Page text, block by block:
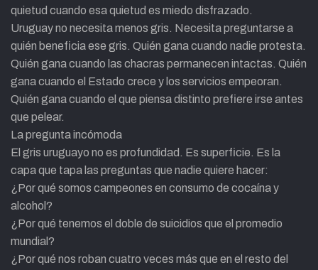
quietud cuando esa quietud es miedo disfrazado.
Uruguay no necesita menos gris. Necesita preguntarse a
quién beneficia ese gris. Quién gana cuando nadie protesta.
Quién gana cuando las chacras permanecen intactas. Quién
gana cuando el Estado crece y los servicios empeoran.
Quién gana cuando el que piensa distinto prefiere irse antes
que pelear.
La pregunta incómoda
El gris uruguayo no es profundidad. Es superficie. Es la
capa que tapa las preguntas que nadie quiere hacer:
¿Por qué somos campeones en consumo de cocaína y
alcohol?
¿Por qué tenemos el doble de suicidios que el promedio
mundial?
¿Por qué nos roban cuatro veces más que en el resto del